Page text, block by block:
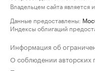
Владельцем сайта является
Данные предоставлены:
Индексы облигаций
Информация об
О соблюдении авторских